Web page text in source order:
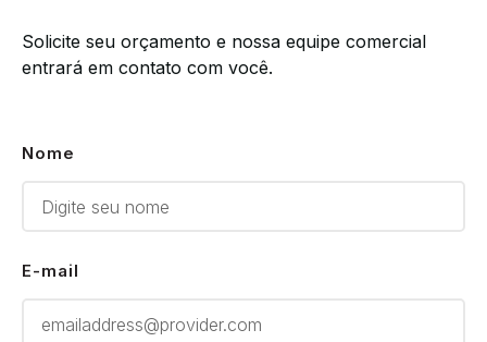
Solicite seu orçamento e nossa equipe comercial
entrará em contato com você.
Nome
E-mail